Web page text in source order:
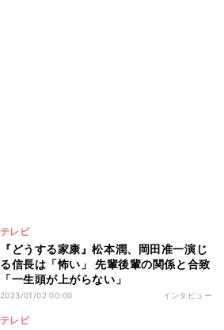
テレビ
『どうする家康』松本潤、岡田准一演じ
る信長は「怖い」 先輩後輩の関係と合致
「一生頭が上がらない」
2023/01/02 00:00 インタビュー
テレビ